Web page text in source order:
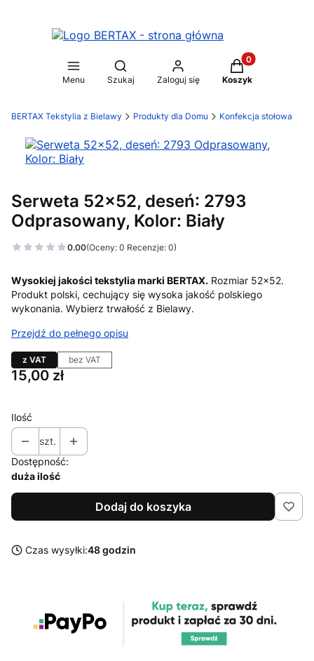
Menu
Otwórz wyszukiwarkę
Szukaj Zaloguj się
Produkty w
Koszyk
BERTAX Tekstylia z Bielawy Produkty dla Domu Konfekcja stołowa
Serweta 52x52, deseń: 2793
Odprasowany, Kolor: Biały
0.00(Oceny: 0 Recenzje: 0)
Wysokiej jakości tekstylia marki BERTAX. Rozmiar 52x52.
Produkt polski, cechujący się wysoka jakość polskiego
wykonania. Wybierz trwałość z Bielawy.
Przejdź do pełnego opisu
z VAT bez VAT
Cena
15,00 zł
Ilość
szt.
Dostępność:
duża ilość
Dodaj do koszyka
Czas wysyłki:48 godzin